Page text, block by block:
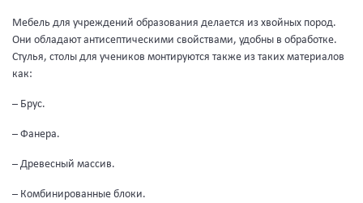
Мебель для учреждений образования делается из хвойных пород.
Они обладают антисептическими свойствами, удобны в обработке.
Стулья, столы для учеников монтируются также из таких материалов
как:
– Брус.
– Фанера.
– Древесный массив.
– Комбинированные блоки.